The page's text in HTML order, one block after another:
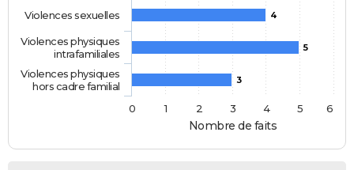
Nombre de faits
4
5
3
Violences sexuelles
Violences physiques
intrafamiliales
Violences physiques
hors cadre familial
0
1 2 3 4 5 6